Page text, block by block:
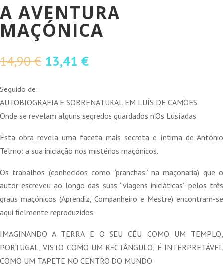
A AVENTURA
MAÇÓNICA
14,90€ O
era:
14,90 €.
13,41 €O
é:
13,41 €.
Seguido de:
AUTOBIOGRAFIA E SOBRENATURAL EM LUÍS DE CAMÕES
Onde se revelam alguns segredos guardados n’Os Lusíadas
Esta obra revela uma faceta mais secreta e íntima de António
Telmo: a sua iniciação nos mistérios maçónicos.
Os trabalhos (conhecidos como “pranchas” na maçonaria) que o
autor escreveu ao longo das suas “viagens iniciáticas” pelos três
graus maçónicos (Aprendiz, Companheiro e Mestre) encontram-se
aqui fielmente reproduzidos.
IMAGINANDO A TERRA E O SEU CÉU COMO UM TEMPLO,
PORTUGAL, VISTO COMO UM RECTÂNGULO, É INTERPRETÁVEL
COMO UM TAPETE NO CENTRO DO MUNDO